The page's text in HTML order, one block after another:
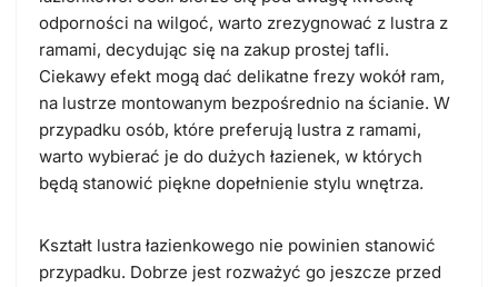
odporności na wilgoć, warto zrezygnować z lustra z
ramami, decydując się na zakup prostej tafli.
Ciekawy efekt mogą dać delikatne frezy wokół ram,
na lustrze montowanym bezpośrednio na ścianie. W
przypadku osób, które preferują lustra z ramami,
warto wybierać je do dużych łazienek, w których
będą stanowić piękne dopełnienie stylu wnętrza.
Kształt lustra łazienkowego nie powinien stanowić
przypadku. Dobrze jest rozważyć go jeszcze przed